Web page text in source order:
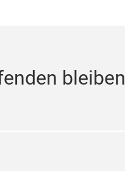
bleiben